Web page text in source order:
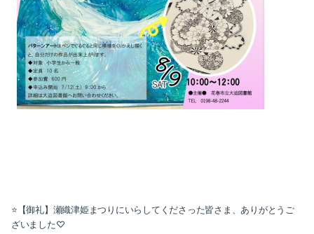
⭐️【御礼】瀬織津姫まつりにいらしてくださった皆さま、ありがとうご
ざいました♡